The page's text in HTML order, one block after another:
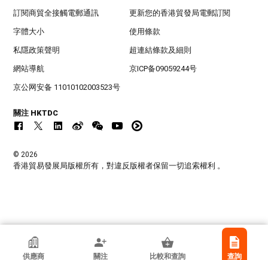
Fujia Machine Equipment Co.,Ltd
中國內地廣東省
供應商 關注 比較和查詢 查詢
訂閱商貿全接觸電郵通訊 更新您的香港貿發局電郵訂閱
字體大小 使用條款
私隱政策聲明 超連結條款及細則
網站導航 京ICP备09059244号
京公网安备 11010102003523号
關注 HKTDC
© 2026
香港貿易發展局版權所有，對違反版權者保留一切追索權利 。